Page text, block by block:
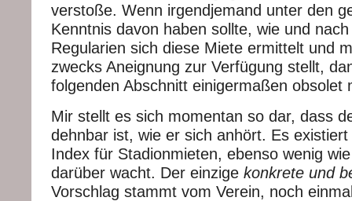
verstoße. Wenn irgendjemand unter den
Kenntnis davon haben sollte, wie und
Regularien sich diese Miete ermittelt und
zwecks Aneignung zur Verfügung stellt,
folgenden Abschnitt einigermaßen obsolet
Mir stellt es sich momentan so dar, dass
dehnbar ist, wie er sich anhört. Es
Index für Stadionmieten, ebenso wenig
darüber wacht. Der einzige konkrete und
Vorschlag stammt vom Verein, noch